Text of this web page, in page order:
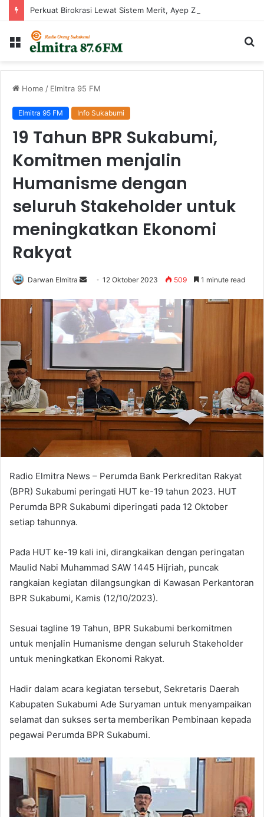
Menu
Home / Elmitra 95 FM
Elmitra 95 FM Info Sukabumi
19 Tahun BPR Sukabumi,
Komitmen menjalin
Humanisme dengan
seluruh Stakeholder untuk
meningkatkan Ekonomi
Rakyat
Darwan Elmitra
Send
email
12 Oktober 2023 509 1 minute read
Radio Elmitra News – Perumda Bank Perkreditan Rakyat
(BPR) Sukabumi peringati HUT ke-19 tahun 2023. HUT
Perumda BPR Sukabumi diperingati pada 12 Oktober
setiap tahunnya.
Pada HUT ke-19 kali ini, dirangkaikan dengan peringatan
Maulid Nabi Muhammad SAW 1445 Hijriah, puncak
rangkaian kegiatan dilangsungkan di Kawasan Perkantoran
BPR Sukabumi, Kamis (12/10/2023).
Sesuai tagline 19 Tahun, BPR Sukabumi berkomitmen
untuk menjalin Humanisme dengan seluruh Stakeholder
untuk meningkatkan Ekonomi Rakyat.
Hadir dalam acara kegiatan tersebut, Sekretaris Daerah
Kabupaten Sukabumi Ade Suryaman untuk menyampaikan
selamat dan sukses serta memberikan Pembinaan kepada
pegawai Perumda BPR Sukabumi.